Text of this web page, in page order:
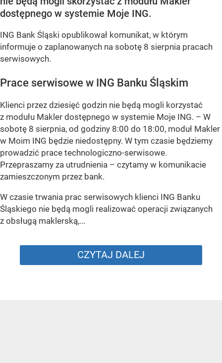
dostępnego w systemie Moje ING.
ING Bank Śląski opublikował komunikat, w którym
informuje o zaplanowanych na sobotę 8 sierpnia pracach
serwisowych.
Prace serwisowe w ING Banku Śląskim
Klienci przez dziesięć godzin nie będą mogli korzystać
z modułu Makler dostępnego w systemie Moje ING. – W
sobotę 8 sierpnia, od godziny 8:00 do 18:00, moduł Makler
w Moim ING będzie niedostępny. W tym czasie będziemy
prowadzić prace technologiczno-serwisowe.
Przepraszamy za utrudnienia – czytamy w komunikacie
zamieszczonym przez bank.
W czasie trwania prac serwisowych klienci ING Banku
Śląskiego nie będą mogli realizować operacji związanych
z obsługą maklerską,...
CZYTAJ DALEJ